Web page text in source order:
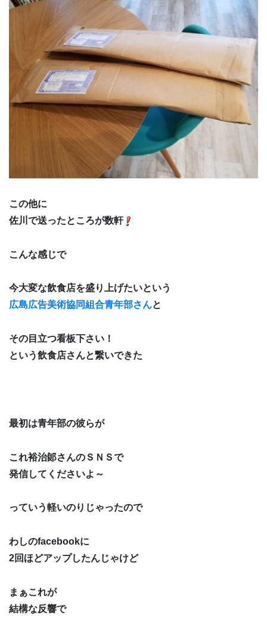
この他に
佐川で送ったところが数軒
こんな感じで
今大変な飲食店を盛り上げたいという
広島広告美術協同組合青年部さんと
その目立つ看板下さい！
という飲食店さんと繋いできた
最初は青年部の彼らが
これ裕治郞さんのＳＮＳで
発信してくださいよ～
っていう軽いのりじゃったので
わしのfacebookに
2回ほどアップしたんじゃけど
まぁこれが
結構な反響で